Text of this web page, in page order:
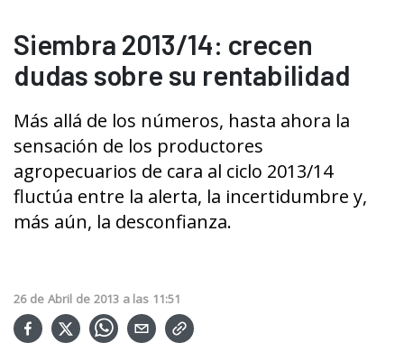
Siembra 2013/14: crecen
dudas sobre su rentabilidad
Más allá de los números, hasta ahora la
sensación de los productores
agropecuarios de cara al ciclo 2013/14
fluctúa entre la alerta, la incertidumbre y,
más aún, la desconfianza.
26 de Abril de 2013 a las 11:51